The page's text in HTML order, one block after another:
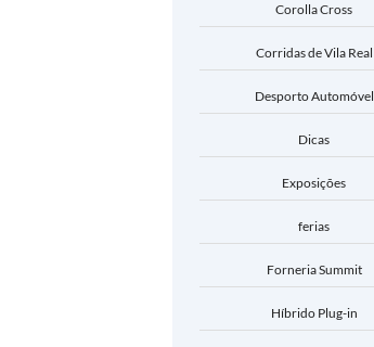
Corolla Cross
Corridas de Vila Real
Desporto Automóvel
Dicas
Exposições
ferias
Forneria Summit
Híbrido Plug-in